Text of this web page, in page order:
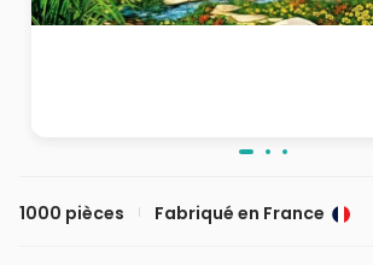
1000 pièces Fabriqué en France